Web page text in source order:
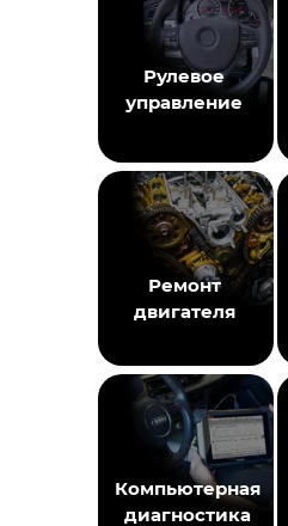
Ремонт
двигателя
Компьютерная
диагностика
Рулевое
управление